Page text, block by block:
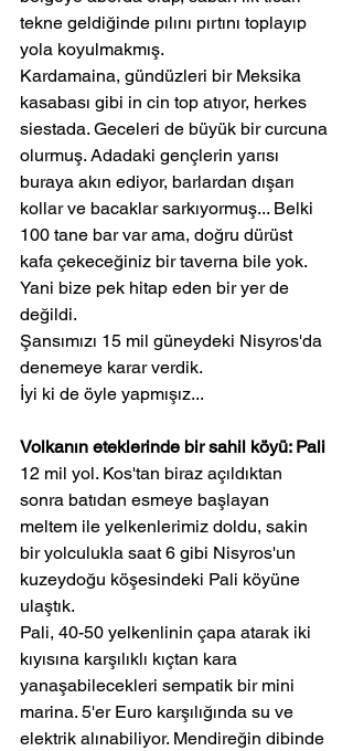
tekne geldiğinde pılını pırtını toplayıp
yola koyulmakmış.
Kardamaina, gündüzleri bir Meksika
kasabası gibi in cin top atıyor, herkes
siestada. Geceleri de büyük bir curcuna
olurmuş. Adadaki gençlerin yarısı
buraya akın ediyor, barlardan dışarı
kollar ve bacaklar sarkıyormuş... Belki
100 tane bar var ama, doğru dürüst
kafa çekeceğiniz bir taverna bile yok.
Yani bize pek hitap eden bir yer de
değildi.
Şansımızı 15 mil güneydeki Nisyros'da
denemeye karar verdik.
İyi ki de öyle yapmışız...
Volkanın eteklerinde bir sahil köyü: Pali
12 mil yol. Kos'tan biraz açıldıktan
sonra batıdan esmeye başlayan
meltem ile yelkenlerimiz doldu, sakin
bir yolculukla saat 6 gibi Nisyros'un
kuzeydoğu köşesindeki Pali köyüne
ulaştık.
Pali, 40-50 yelkenlinin çapa atarak iki
kıyısına karşılıklı kıçtan kara
yanaşabilecekleri sempatik bir mini
marina. 5'er Euro karşılığında su ve
elektrik alınabiliyor. Mendireğin dibinde